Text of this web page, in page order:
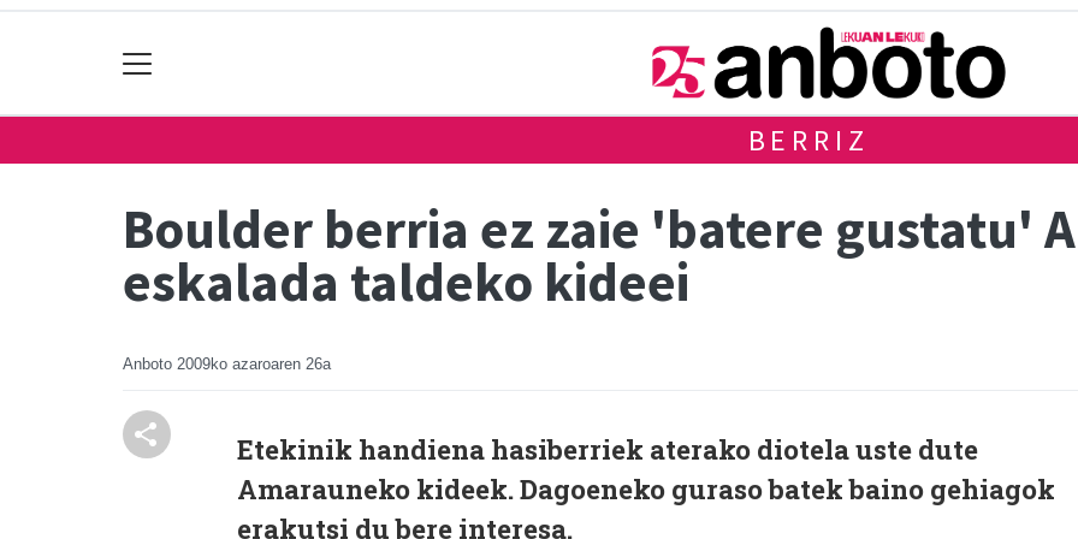
BERRIZ
Boulder berria ez zaie 'batere gustatu'
eskalada taldeko kideei
Anboto 2009ko azaroaren 26a
Etekinik handiena hasiberriek aterako diotela uste dute
Amarauneko kideek. Dagoeneko guraso batek baino gehiagok
erakutsi du bere interesa.